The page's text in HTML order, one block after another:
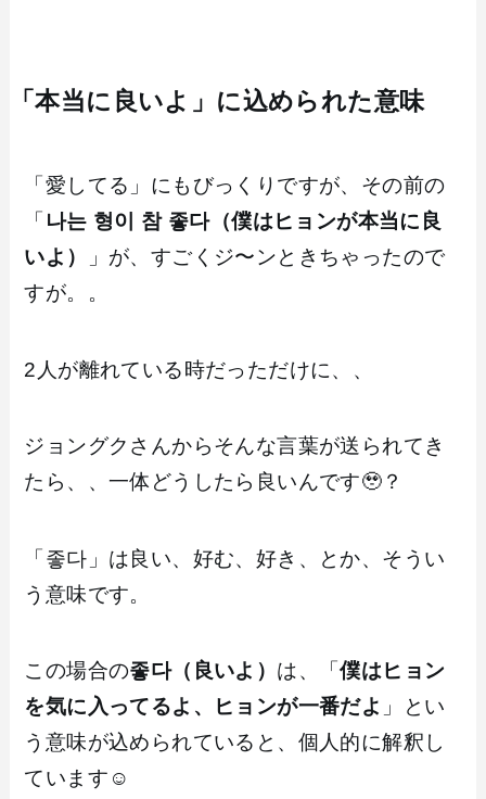
「本当に良いよ」に込められた意味
「愛してる」にもびっくりですが、その前の
「 나는 형이 참 좋다（僕はヒョンが本当に良
いよ）
」が、すごくジ〜ンときちゃったので
すが。。
2人が離れている時だっただけに、、
ジョングクさんからそんな言葉が送られてき
たら、、一体どうしたら良いんです🥹？
「좋다」は良い、好む、好き、とか、そうい
う意味です。
この場合の좋다（良いよ） は、「僕はヒョン
を気に入ってるよ、ヒョンが一番だよ 」とい
う意味が込められていると、個人的に解釈し
ています☺️